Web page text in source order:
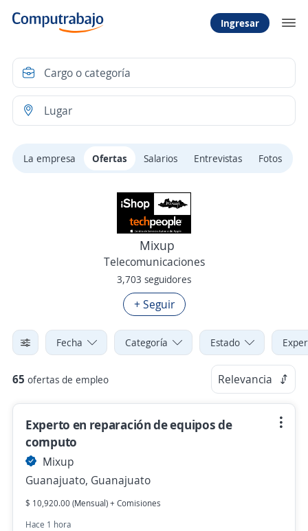
Ingresar
La empresa Ofertas Salarios Entrevistas Fotos
Mixup
Telecomunicaciones
3,703 seguidores
+ Seguir
Fecha Categoría Estado
65 ofertas de empleo Relevancia
Experto en reparación de equipos de
computo
Mixup
Guanajuato, Guanajuato
$ 10,920.00 (Mensual) + Comisiones
Hace 1 hora